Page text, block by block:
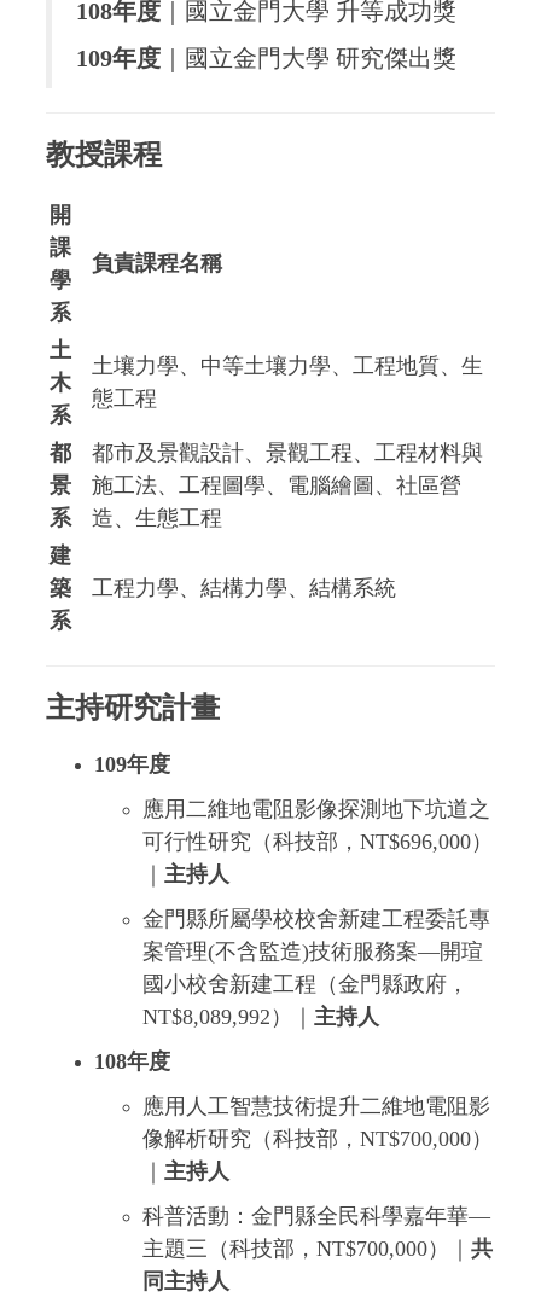
108年度 ｜國立金門大學 升等成功獎
109年度 ｜國立金門大學 研究傑出獎
教授課程
開
課
學
系
負責課程名稱
土
木
系
土壤力學、中等土壤力學、工程地質、生
態工程
都
景
系
都市及景觀設計、景觀工程、工程材料與
施工法、工程圖學、電腦繪圖、社區營
造、生態工程
建
築
系
工程力學、結構力學、結構系統
主持研究計畫
109年度
應用二維地電阻影像探測地下坑道之
可行性研究（科技部，NT$696,000）
主持人
金門縣所屬學校校舍新建工程委託專
案管理(不含監造)技術服務案—開瑄
國小校舍新建工程（金門縣政府，
NT$8,089,992）｜ 主持人
108年度
應用人工智慧技術提升二維地電阻影
像解析研究（科技部，NT$700,000）
主持人
科普活動：金門縣全民科學嘉年華—
主題三（科技部，NT$700,000）｜ 共
同主持人